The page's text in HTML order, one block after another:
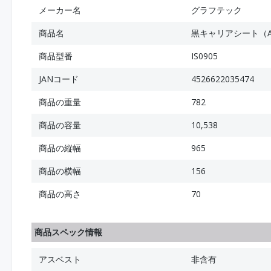
メーカー名
グラフテック
商品名
黒キャリアシート（
商品型番
IS0905
JANコード
4526622035474
商品の重量
782
商品の容量
10,538
商品の縦幅
965
商品の横幅
156
商品の高さ
70
商品スペック情報
アスベスト 非含有